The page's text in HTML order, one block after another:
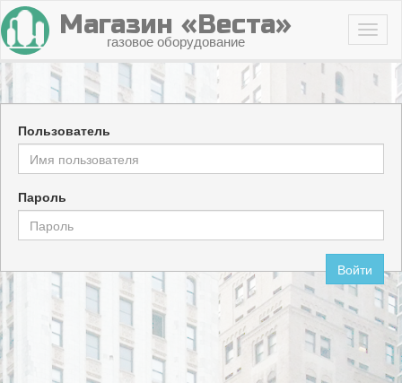
Магазин «Веста»
газовое оборудование
Пользователь
Пароль
Войти